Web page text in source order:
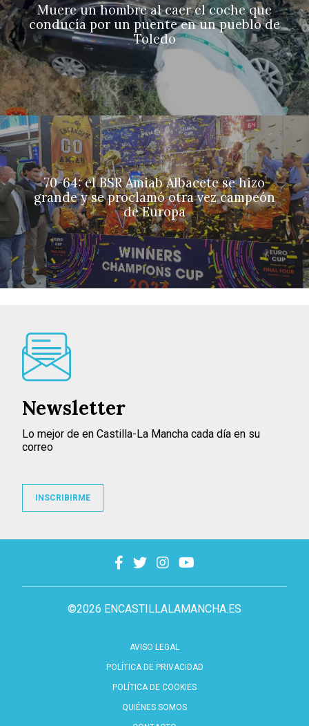
Muere un hombre al caer el coche que
conducía por un puente en un pueblo de
Toledo
70-64: el BSR Amiab Albacete se hizo
grande y se proclamó otra vez campeón
de Europa
©2026 ENCASTILLALAMANCHA.ES
AVISO LEGAL
POLÍTICA DE PRIVACIDAD
POLÍTICA DE COOKIES
QUIÉNES SOMOS
Newsletter
Lo mejor de en Castilla-La Mancha cada día en su
correo
INSCRIBIRME